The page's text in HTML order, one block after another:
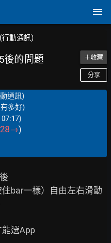
動通訊)
後的問題 ＋收藏
分享
通訊)
多好)
28→)
bar一樣）自由左右滑動
選App